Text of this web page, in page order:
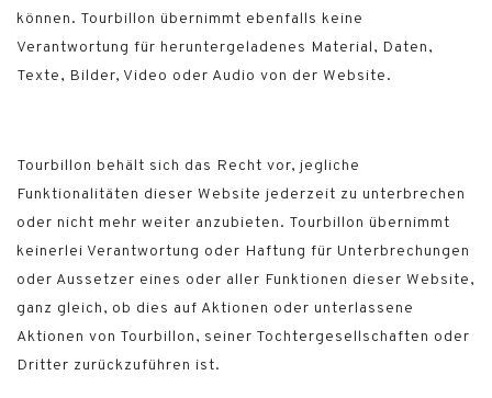
können. Tourbillon übernimmt ebenfalls keine
Verantwortung für heruntergeladenes Material, Daten,
Texte, Bilder, Video oder Audio von der Website.
Tourbillon behält sich das Recht vor, jegliche
Funktionalitäten dieser Website jederzeit zu unterbrechen
oder nicht mehr weiter anzubieten. Tourbillon übernimmt
keinerlei Verantwortung oder Haftung für Unterbrechungen
oder Aussetzer eines oder aller Funktionen dieser Website,
ganz gleich, ob dies auf Aktionen oder unterlassene
Aktionen von Tourbillon, seiner Tochtergesellschaften oder
Dritter zurückzuführen ist.